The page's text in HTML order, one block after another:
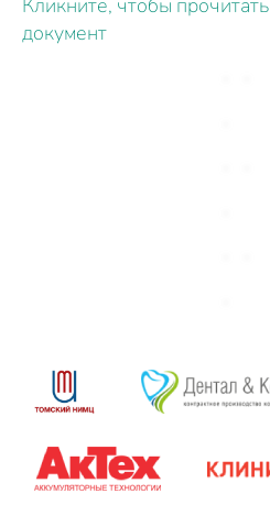
Кликните, чтобы прочитать
документ